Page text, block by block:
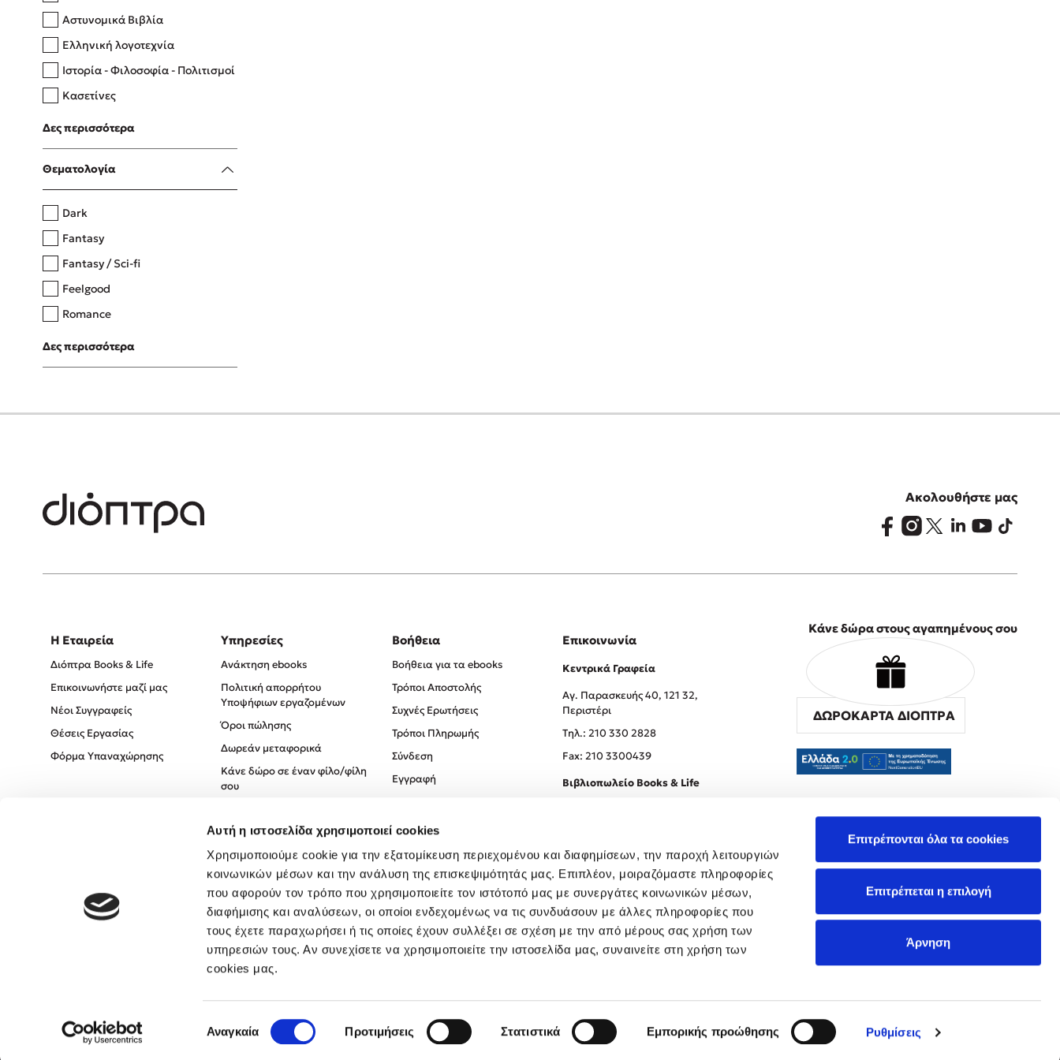
Αυτή η ιστοσελίδα χρησιμοποιεί cookies
Χρησιμοποιούμε cookie για την εξατομίκευση περιεχομένου και διαφημίσεων, την παροχή λειτουργιών
κοινωνικών μέσων και την ανάλυση της επισκεψιμότητάς μας. Επιπλέον, μοιραζόμαστε πληροφορίες
που αφορούν τον τρόπο που χρησιμοποιείτε τον ιστότοπό μας με συνεργάτες κοινωνικών μέσων,
διαφήμισης και αναλύσεων, οι οποίοι ενδεχομένως να τις συνδυάσουν με άλλες πληροφορίες που
τους έχετε παραχωρήσει ή τις οποίες έχουν συλλέξει σε σχέση με την από μέρους σας χρήση των
υπηρεσιών τους. Αν συνεχίσετε να χρησιμοποιείτε την ιστοσελίδα μας, συναινείτε στη χρήση των
cookies μας.
συγκατάθεσης
Αναγκαία Προτιμήσεις Στατιστικά Εμπορικής προώθησης Ρυθμίσεις
Επιτρέπονται όλα τα cookies
Επιτρέπεται η επιλογή
Άρνηση
Δανάη Δεληγεώργη
Πάνω, κάτω, μπροστά, πίσω
Η μέθοδος Αφήστε τους
Αστυνομικά Βιβλία
Ελληνική λογοτεχνία
Ιστορία - Φιλοσοφία - Πολιτισμοί
Κασετίνες
Λευκώματα - Έγχρωμοι οδηγοί
Μαγειρική
Δες περισσότερα
Θεματολογία
Dark
Fantasy
Fantasy / Sci-fi
Feelgood
Romance
Upmarket
Young Adult
Δες περισσότερα
Ακολουθήστε μας
Η Εταιρεία
Διόπτρα Books & Life
Επικοινωνήστε μαζί μας
Νέοι Συγγραφείς
Θέσεις Εργασίας
Φόρμα Υπαναχώρησης
Υπηρεσίες
Ανάκτηση ebooks
Πολιτική απορρήτου
Υποψήφιων εργαζομένων
Όροι πώλησης
Δωρεάν μεταφορικά
Κάνε δώρο σε έναν φίλο/φίλη
σου
Πολιτική Απορρήτου
Όροι χρήσης
Βοήθεια
Βοήθεια για τα ebooks
Τρόποι Αποστολής
Συχνές Ερωτήσεις
Τρόποι Πληρωμής
Σύνδεση
Εγγραφή
Επικοινωνία
Κεντρικά Γραφεία
Αγ. Παρασκευής 40, 121 32,
Περιστέρι
Tηλ.: 210 330 2828
Fax: 210 3300439
Βιβλιοπωλείο Books & Life
Κάνε δώρα στους αγαπημένους σου
ΔΩΡΟΚΑΡΤΑ ΔΙΟΠΤΡΑ
Created by Powered by